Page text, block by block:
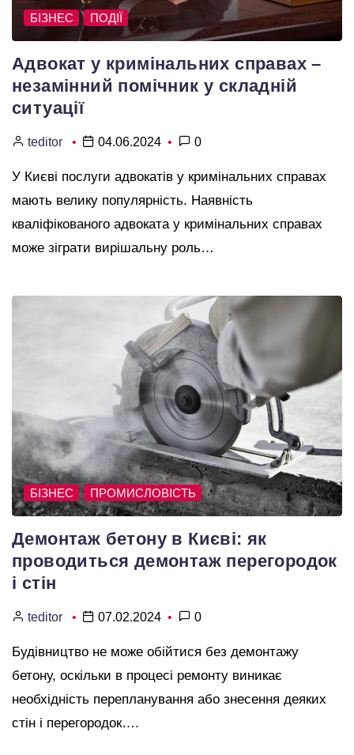
БІЗНЕС ПОДІЇ
Адвокат у кримінальних справах –
незамінний помічник у складній
ситуації
teditor 04.06.2024 0
У Києві послуги адвокатів у кримінальних справах
мають велику популярність. Наявність
кваліфікованого адвоката у кримінальних справах
може зіграти вирішальну роль…
БІЗНЕС ПРОМИСЛОВІСТЬ
Демонтаж бетону в Києві: як
проводиться демонтаж перегородок
і стін
teditor 07.02.2024 0
Будівництво не може обійтися без демонтажу
бетону, оскільки в процесі ремонту виникає
необхідність перепланування або знесення деяких
стін і перегородок….